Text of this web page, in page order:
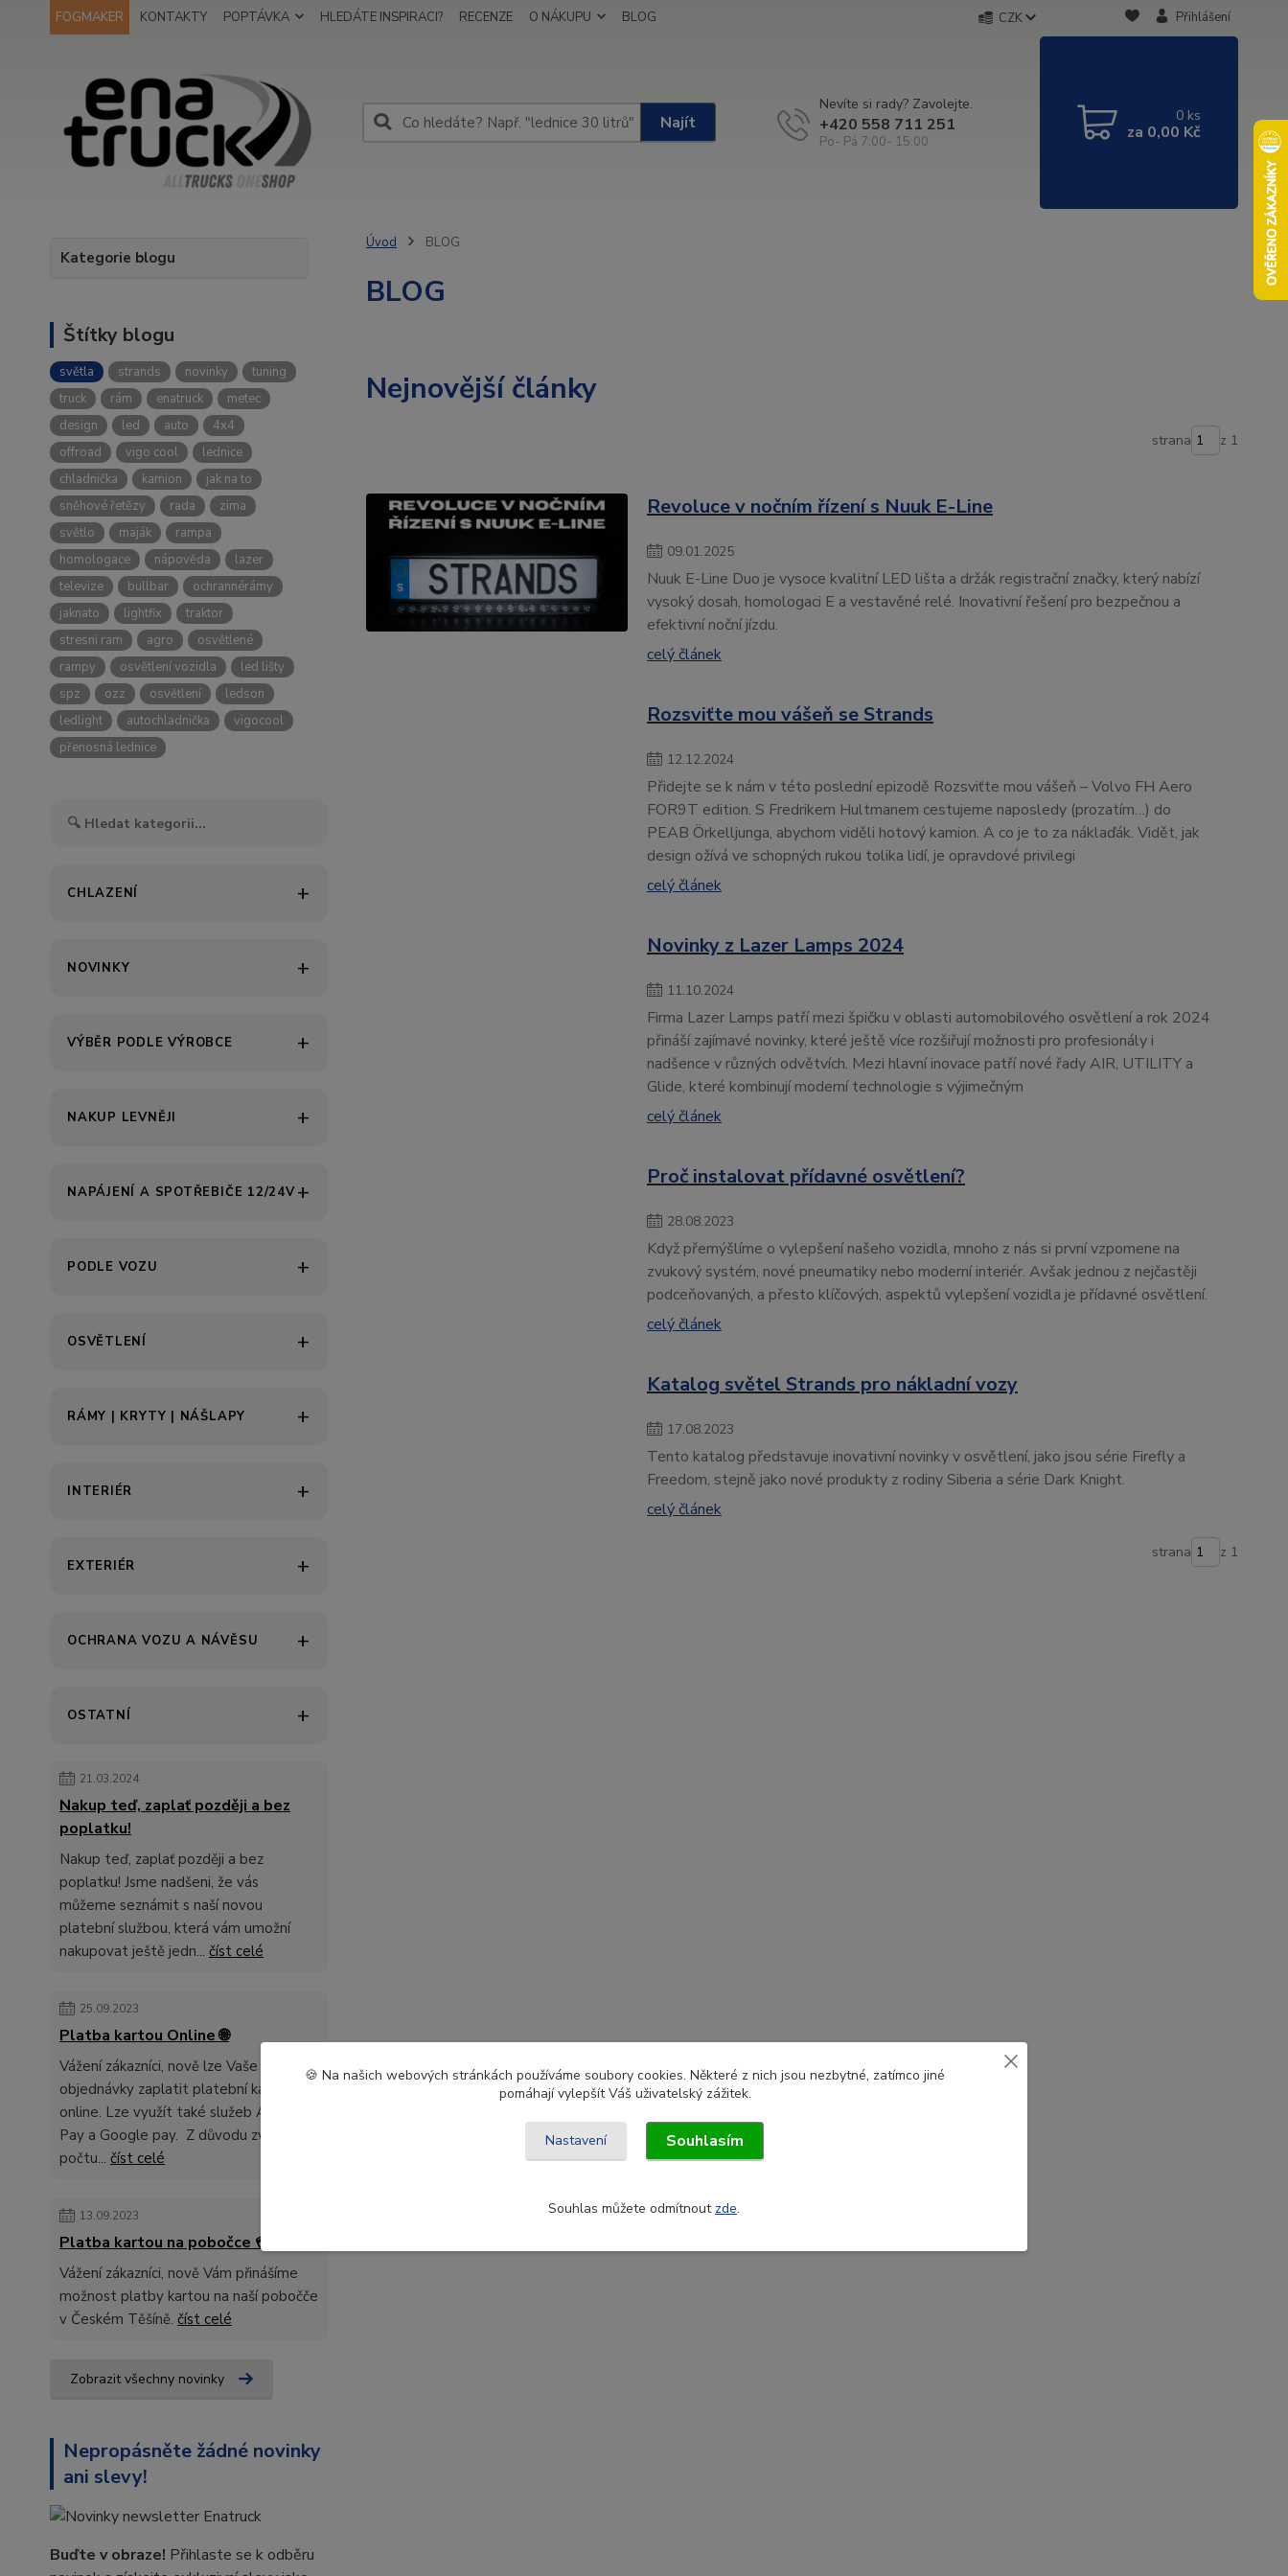
FOGMAKER KONTAKTY POPTÁVKA HLEDÁTE INSPIRACI? RECENZE O NÁKUPU BLOG CZK Přihlášení
Najít
Nevíte si rady? Zavolejte.
+420 558 711 251
Po- Pá 7:00- 15:00
0 ks
za 0,00 Kč
Kategorie blogu
Štítky blogu
světla strands novinky
tuning
truck
rám enatruck
metec
design
led auto
4x4
offroad
vigo cool
lednice
chladnička
kamion
jak na to
sněhové řetězy
rada
zima
světlo
maják
rampa
homologace
nápověda
lazer
televize
bullbar
ochrannérámy
jaknato
lightfix
traktor
stresni ram
agro
osvětlené
rampy
osvětlení vozidla
led lišty
spz
ozz osvětlení
ledson
ledlight
autochladnička
vigocool
přenosná lednice
CHLAZENÍ
NOVINKY
VÝBĚR PODLE VÝROBCE
NAKUP LEVNĚJI
NAPÁJENÍ A SPOTŘEBIČE 12/24V
PODLE VOZU
OSVĚTLENÍ
RÁMY | KRYTY | NÁŠLAPY
INTERIÉR
EXTERIÉR
OCHRANA VOZU A NÁVĚSU
OSTATNÍ
21.03.2024
Nakup teď, zaplať později a bez
poplatku!
Nakup teď, zaplať později a bez
poplatku! Jsme nadšeni, že vás
můžeme seznámit s naší novou
platební službou, která vám umožní
nakupovat ještě jedn... číst celé
25.09.2023
Platba kartou Online 🌐
Vážení zákazníci, nově lze Vaše
objednávky zaplatit platební kartou
online. Lze využít také služeb Apple
Pay a Google pay. Z důvodu zvyšení
počtu... číst celé
13.09.2023
Platba kartou na pobočce 💳
Vážení zákazníci, nově Vám přinášíme
možnost platby kartou na naší pobočče
v Českém Těšíně. číst celé
Zobrazit všechny novinky
Nepropásněte žádné novinky
ani slevy!
Buďte v obraze! Přihlaste se k odběru
Úvod BLOG
BLOG
Nejnovější články
strana z 1
Revoluce v nočním řízení s Nuuk E-Line
09.01.2025
Nuuk E-Line Duo je vysoce kvalitní LED lišta a držák registrační značky, který nabízí
vysoký dosah, homologaci E a vestavěné relé. Inovativní řešení pro bezpečnou a
efektivní noční jízdu.
celý článek
Rozsviťte mou vášeň se Strands
12.12.2024
Přidejte se k nám v této poslední epizodě Rozsviťte mou vášeň – Volvo FH Aero
FOR9T edition. S Fredrikem Hultmanem cestujeme naposledy (prozatím…) do
PEAB Örkelljunga, abychom viděli hotový kamion. A co je to za náklaďák. Vidět, jak
design ožívá ve schopných rukou tolika lidí, je opravdové privilegi
celý článek
Novinky z Lazer Lamps 2024
11.10.2024
Firma Lazer Lamps patří mezi špičku v oblasti automobilového osvětlení a rok 2024
přináší zajímavé novinky, které ještě více rozšiřují možnosti pro profesionály i
nadšence v různých odvětvích. Mezi hlavní inovace patří nové řady AIR, UTILITY a
Glide, které kombinují moderní technologie s výjimečným
celý článek
Proč instalovat přídavné osvětlení?
28.08.2023
Když přemýšlíme o vylepšení našeho vozidla, mnoho z nás si první vzpomene na
zvukový systém, nové pneumatiky nebo moderní interiér. Avšak jednou z nejčastěji
podceňovaných, a přesto klíčových, aspektů vylepšení vozidla je přídavné osvětlení.
celý článek
Katalog světel Strands pro nákladní vozy
17.08.2023
Tento katalog představuje inovativní novinky v osvětlení, jako jsou série Firefly a
Freedom, stejně jako nové produkty z rodiny Siberia a série Dark Knight.
celý článek
strana z 1
🍪 Na našich webových stránkách používáme soubory cookies. Některé z nich jsou nezbytné, zatímco jiné
pomáhají vylepšít Váš uživatelský zážitek.
Nastavení Souhlasím
Souhlas můžete odmítnout zde.